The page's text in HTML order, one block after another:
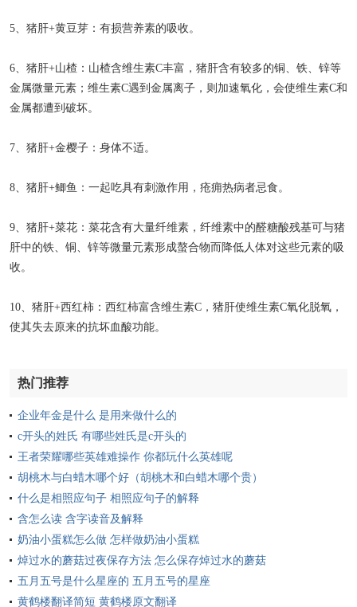
5、猪肝+黄豆芽：有损营养素的吸收。
6、猪肝+山楂：山楂含维生素C丰富，猪肝含有较多的铜、铁、锌等
金属微量元素；维生素C遇到金属离子，则加速氧化，会使维生素C和
金属都遭到破坏。
7、猪肝+金樱子：身体不适。
8、猪肝+鲫鱼：一起吃具有刺激作用，疮痈热病者忌食。
9、猪肝+菜花：菜花含有大量纤维素，纤维素中的醛糖酸残基可与猪
肝中的铁、铜、锌等微量元素形成螯合物而降低人体对这些元素的吸
收。
10、猪肝+西红柿：西红柿富含维生素C，猪肝使维生素C氧化脱氧，
使其失去原来的抗坏血酸功能。
热门推荐
企业年金是什么 是用来做什么的
c开头的姓氏 有哪些姓氏是c开头的
王者荣耀哪些英雄难操作 你都玩什么英雄呢
胡桃木与白蜡木哪个好（胡桃木和白蜡木哪个贵）
什么是相照应句子 相照应句子的解释
含怎么读 含字读音及解释
奶油小蛋糕怎么做 怎样做奶油小蛋糕
焯过水的蘑菇过夜保存方法 怎么保存焯过水的蘑菇
五月五号是什么星座的 五月五号的星座
黄鹤楼翻译简短 黄鹤楼原文翻译